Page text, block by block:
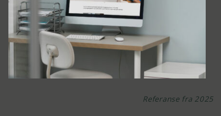
Referanse fra 2025